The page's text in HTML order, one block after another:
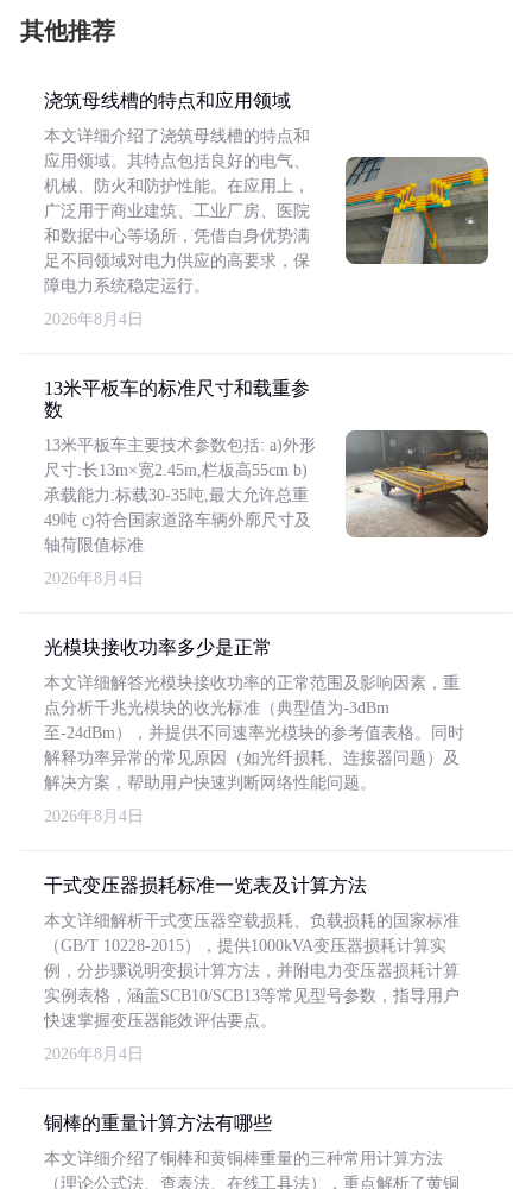
其他推荐
浇筑母线槽的特点和应用领域
本文详细介绍了浇筑母线槽的特点和
应用领域。其特点包括良好的电气、
机械、防火和防护性能。在应用上，
广泛用于商业建筑、工业厂房、医院
和数据中心等场所，凭借自身优势满
足不同领域对电力供应的高要求，保
障电力系统稳定运行。
2026年8月4日
13米平板车的标准尺寸和载重参
数
13米平板车主要技术参数包括: a)外形
尺寸:长13m×宽2.45m,栏板高55cm b)
承载能力:标载30-35吨,最大允许总重
49吨 c)符合国家道路车辆外廓尺寸及
轴荷限值标准
2026年8月4日
光模块接收功率多少是正常
本文详细解答光模块接收功率的正常范围及影响因素，重
点分析千兆光模块的收光标准（典型值为-3dBm
至-24dBm），并提供不同速率光模块的参考值表格。同时
解释功率异常的常见原因（如光纤损耗、连接器问题）及
解决方案，帮助用户快速判断网络性能问题。
2026年8月4日
干式变压器损耗标准一览表及计算方法
本文详细解析干式变压器空载损耗、负载损耗的国家标准
（GB/T 10228-2015），提供1000kVA变压器损耗计算实
例，分步骤说明变损计算方法，并附电力变压器损耗计算
实例表格，涵盖SCB10/SCB13等常见型号参数，指导用户
快速掌握变压器能效评估要点。
2026年8月4日
铜棒的重量计算方法有哪些
本文详细介绍了铜棒和黄铜棒重量的三种常用计算方法
（理论公式法、查表法、在线工具法），重点解析了黄铜